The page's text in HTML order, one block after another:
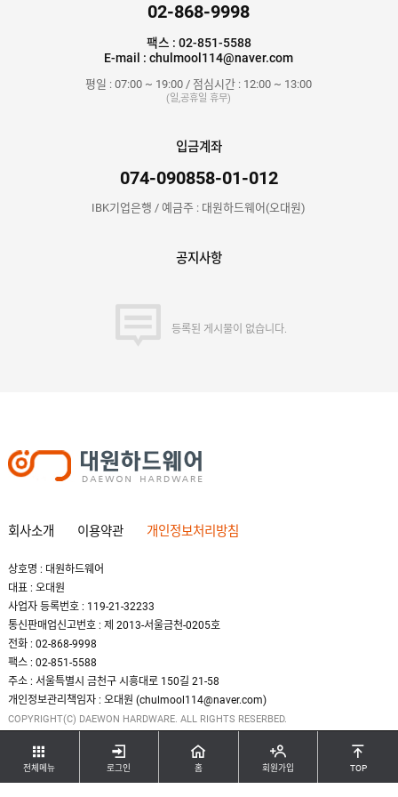
전체메뉴 로그인 홈 회원가입 TOP
02-868-9998
팩스 : 02-851-5588
E-mail : chulmool114@naver.com
평일 : 07:00 ~ 19:00 / 점심시간 : 12:00 ~ 13:00
(일,공휴일 휴무)
입금계좌
074-090858-01-012
IBK기업은행 / 예금주 : 대원하드웨어(오대원)
공지사항
등록된 게시물이 없습니다.
회사소개 이용약관 개인정보처리방침
상호명 : 대원하드웨어
대표 : 오대원
사업자 등록번호 : 119-21-32233
통신판매업신고번호 : 제 2013-서울금천-0205호
전화 : 02-868-9998
팩스 : 02-851-5588
주소 : 서울특별시 금천구 시흥대로 150길 21-58
개인정보관리책임자 : 오대원 (chulmool114@naver.com)
COPYRIGHT(C) DAEWON HARDWARE. ALL RIGHTS RESERBED.